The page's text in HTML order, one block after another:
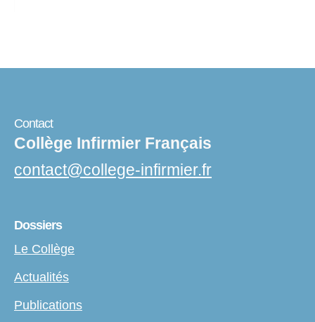
Contact
Collège Infirmier Français
contact@college-infirmier.fr
Dossiers
Le Collège
Actualités
Publications